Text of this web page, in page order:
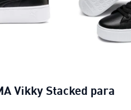
Vikky Stacked para